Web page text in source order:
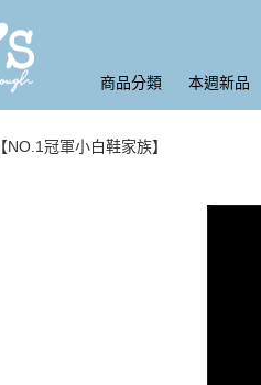
商品分類 本週新品
【NO.1冠軍小白鞋家族】